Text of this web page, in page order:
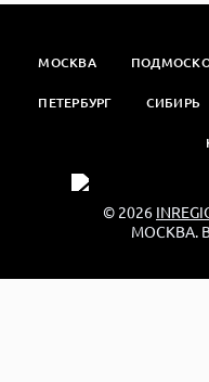
МОСКВА
ПЕТЕРБУРГ СИБИРЬ
© 2026
МОСКВА.